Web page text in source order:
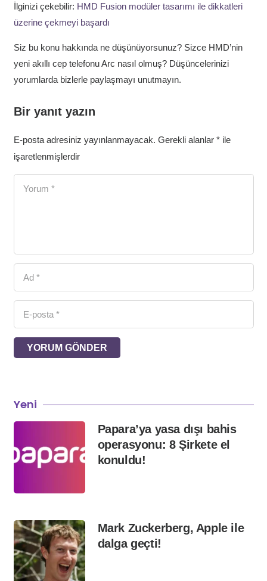
İlginizi çekebilir: HMD Fusion modüler tasarımı ile dikkatleri
üzerine çekmeyi başardı
Siz bu konu hakkında ne düşünüyorsunuz? Sizce HMD’nin
yeni akıllı cep telefonu Arc nasıl olmuş? Düşüncelerinizi
yorumlarda bizlerle paylaşmayı unutmayın.
Bir yanıt yazın
E-posta adresiniz yayınlanmayacak. Gerekli alanlar *ile
işaretlenmişlerdir
YORUM GÖNDER
Yeni
Papara’ya yasa dışı bahis
operasyonu: 8 Şirkete el
konuldu!
Mark Zuckerberg, Apple ile
dalga geçti!